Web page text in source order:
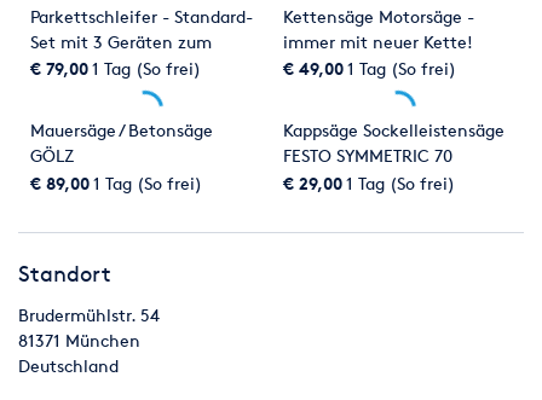
Parkettschleifer - Standard-
Set mit 3 Geräten zum
Sonderpreis
€ 79,001 Tag (So frei)
Kettensäge Motorsäge -
immer mit neuer Kette!
€ 49,001 Tag (So frei)
Mauersäge / Betonsäge
GÖLZ
€ 89,001 Tag (So frei)
Kappsäge Sockelleistensäge
FESTO SYMMETRIC 70
€ 29,001 Tag (So frei)
Standort
Brudermühlstr. 54
81371 München
Deutschland